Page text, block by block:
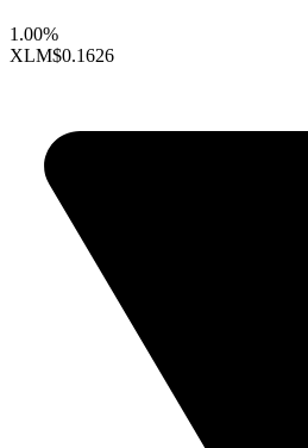
1.00%
XLM$0.1626